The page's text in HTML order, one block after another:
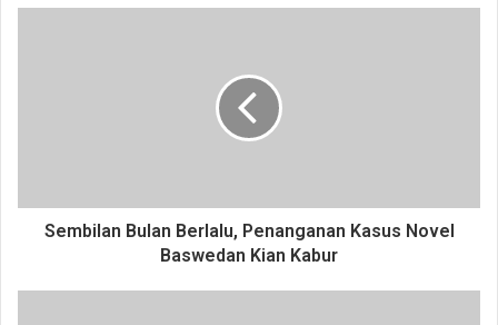
Sembilan Bulan Berlalu, Penanganan Kasus Novel
Baswedan Kian Kabur